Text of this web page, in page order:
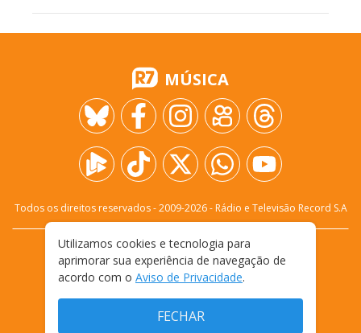
MÚSICA
Todos os direitos reservados - 2009-2026- Rádio e Televisão Record S.A
FALE CONOSCO
PRIVACIDADE
TERMOS E CONDIÇÕES DE USO
Utilizamos cookies e tecnologia para
aprimorar sua experiência de navegação de
acordo com o Aviso de Privacidade.
FECHAR